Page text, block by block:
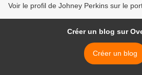
Voir le profil de Johney Perkins sur le
Créer un blog sur
Créer un blog